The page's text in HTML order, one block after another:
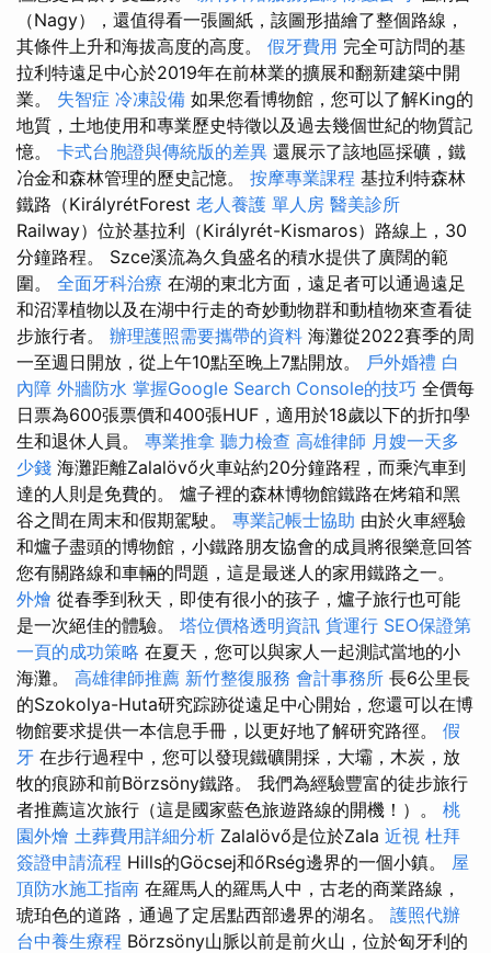
（Nagy），還值得看一張圖紙，該圖形描繪了整個路線，
其條件上升和海拔高度的高度。 假牙費用 完全可訪問的基
拉利特遠足中心於2019年在前林業的擴展和翻新建築中開
業。 失智症 冷凍設備 如果您看博物館，您可以了解King的
地質，土地使用和專業歷史特徵以及過去幾個世紀的物質記
憶。 卡式台胞證與傳統版的差異 還展示了該地區採礦，鐵
冶金和森林管理的歷史記憶。 按摩專業課程 基拉利特森林
鐵路（KirályrétForest 老人養護 單人房 醫美診所
Railway）位於基拉利（Királyrét-Kismaros）路線上，30
分鐘路程。 Szce溪流為久負盛名的積水提供了廣闊的範
圍。 全面牙科治療 在湖的東北方面，遠足者可以通過遠足
和沼澤植物以及在湖中行走的奇妙動物群和動植物來查看徒
步旅行者。 辦理護照需要攜帶的資料 海灘從2022賽季的周
一至週日開放，從上午10點至晚上7點開放。 戶外婚禮 白
內障 外牆防水 掌握Google Search Console的技巧 全價每
日票為600張票價和400張HUF，適用於18歲以下的折扣學
生和退休人員。 專業推拿 聽力檢查 高雄律師 月嫂一天多
少錢 海灘距離Zalalövő火車站約20分鐘路程，而乘汽車到
達的人則是免費的。 爐子裡的森林博物館鐵路在烤箱和黑
谷之間在周末和假期駕駛。 專業記帳士協助 由於火車經驗
和爐子盡頭的博物館，小鐵路朋友協會的成員將很樂意回答
您有關路線和車輛的問題，這是最迷人的家用鐵路之一。
外燴 從春季到秋天，即使有很小的孩子，爐子旅行也可能
是一次絕佳的體驗。 塔位價格透明資訊 貨運行 SEO保證第
一頁的成功策略 在夏天，您可以與家人一起測試當地的小
海灘。 高雄律師推薦 新竹整復服務 會計事務所 長6公里長
的Szokolya-Huta研究踪跡從遠足中心開始，您還可以在博
物館要求提供一本信息手冊，以更好地了解研究路徑。 假
牙 在步行過程中，您可以發現鐵礦開採，大壩，木炭，放
牧的痕跡和前Börzsöny鐵路。 我們為經驗豐富的徒步旅行
者推薦這次旅行（這是國家藍色旅遊路線的開機！）。 桃
園外燴 土葬費用詳細分析 Zalalövő是位於Zala 近視 杜拜
簽證申請流程 Hills的Göcsej和őRség邊界的一個小鎮。 屋
頂防水施工指南 在羅馬人的羅馬人中，古老的商業路線，
琥珀色的道路，通過了定居點西部邊界的湖名。 護照代辦
台中養生療程 Börzsöny山脈以前是前火山，位於匈牙利的